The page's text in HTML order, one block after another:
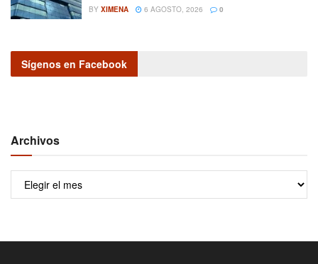
BY XIMENA 6 AGOSTO, 2026 0
Sígenos en Facebook
Archivos